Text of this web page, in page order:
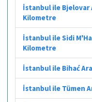
İstanbul ile Bjelovar
Kilometre
İstanbul ile Sidi
Kilometre
İstanbul ile Bihać
İstanbul ile Tümen